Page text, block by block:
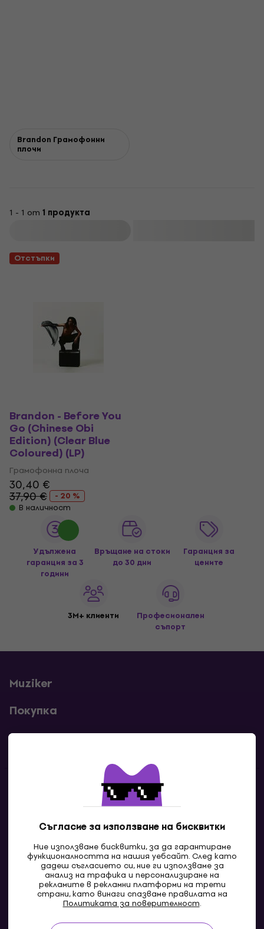
Съгласие за използване на бисквитки
Ние използваме бисквитки, за да гарантираме
функционалността на нашия уебсайт. След като
дадеш съгласието си, ние ги използваме за
анализ на трафика и персонализиране на
рекламите в рекламни платформи на трети
страни, като винаги спазваме правилата на
Политиката за поверителност.
Brandon Грамофонни
плочи
1 - 1 от 1 продукта
Отстъпки
Brandon - Before You
Go (Chinese Obi
Edition) (Clear Blue
Coloured) (LP)
Грамофонна плоча
30,40 €
37,90 €
- 20 %
В наличност
Удължена
гаранция за 3
години
Връщане на стоки
до 30 дни
Гаранция за
цените
3M+ клиенти
Професионален
съпорт
Muziker
Покупка
Полезни линкове
Контакти